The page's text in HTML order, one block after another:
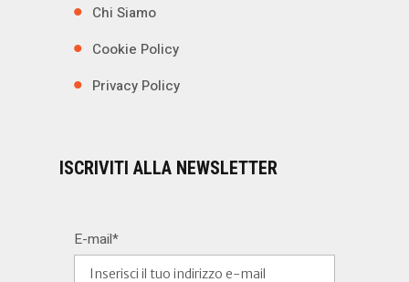
Chi Siamo
Cookie Policy
Privacy Policy
ISCRIVITI ALLA NEWSLETTER
E-mail*